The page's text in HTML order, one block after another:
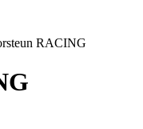
RACING